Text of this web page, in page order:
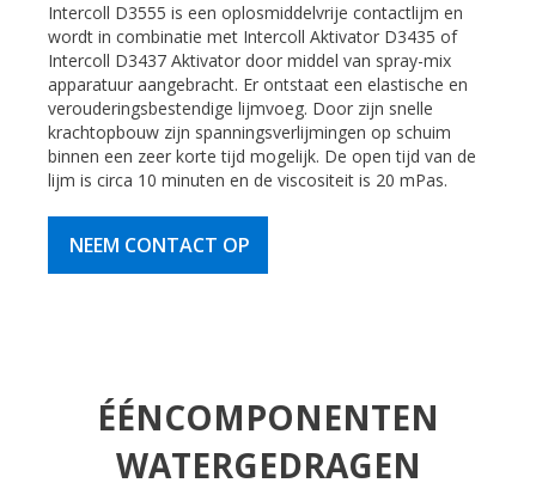
Intercoll D3555 is een oplosmiddelvrije contactlijm en
wordt in combinatie met Intercoll Aktivator D3435 of
Intercoll D3437 Aktivator door middel van spray-mix
apparatuur aangebracht. Er ontstaat een elastische en
verouderingsbestendige lijmvoeg. Door zijn snelle
krachtopbouw zijn spanningsverlijmingen op schuim
binnen een zeer korte tijd mogelijk. De open tijd van de
lijm is circa 10 minuten en de viscositeit is 20 mPas.
NEEM CONTACT OP
ÉÉNCOMPONENTEN
WATERGEDRAGEN